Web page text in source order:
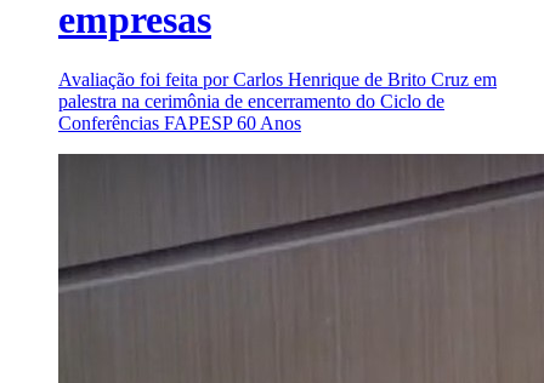
empresas
Avaliação foi feita por Carlos Henrique de Brito Cruz em
palestra na cerimônia de encerramento do Ciclo de
Conferências FAPESP 60 Anos